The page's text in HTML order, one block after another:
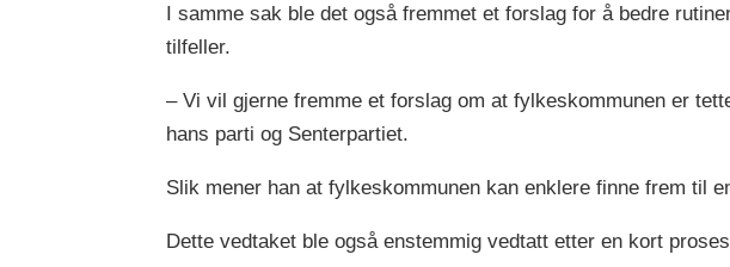
I samme sak ble det også fremmet et forslag for å bedre
tilfeller.
– Vi vil gjerne fremme et forslag om at fylkeskommunen er
hans parti og Senterpartiet.
Slik mener han at fylkeskommunen kan enklere finne frem til
Dette vedtaket ble også enstemmig vedtatt etter en kort